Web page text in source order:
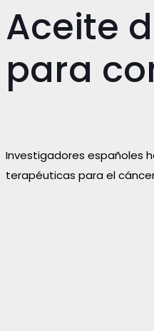
Aceite
para
Investigadores españoles
terapéuticas para el